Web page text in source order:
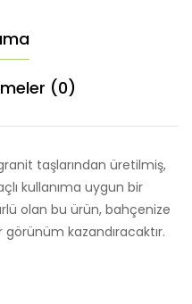
(0)
taşlarından üretilmiş,
kullanıma uygun bir
olan bu ürün, bahçenize
kazandıracaktır.